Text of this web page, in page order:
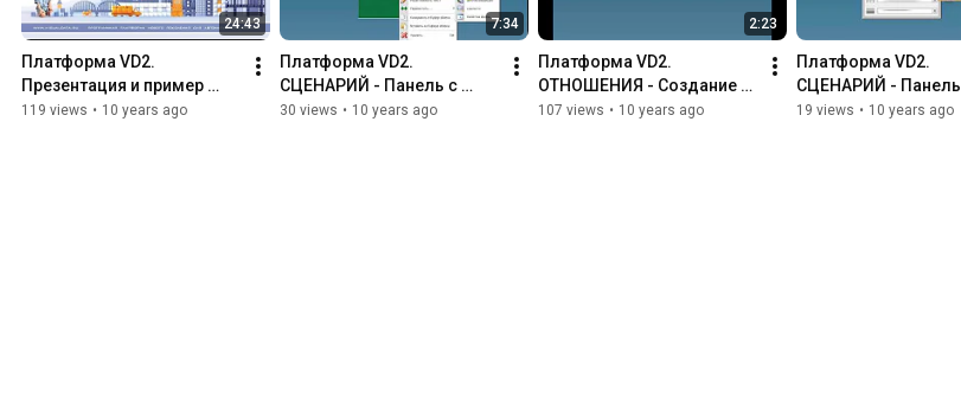
24:43
Платформа VD2.
Презентация и пример
создания приложения.
119 views • 10 years ago
7:34
Платформа VD2.
СЦЕНАРИЙ - Панель с
функционалом
30 views • 10 years ago
2:23
Платформа VD2.
ОТНОШЕНИЯ - Создание
Отношения ОДИН ко
107 views • 10 years ago
Платформа VD2.
СЦЕНАРИЙ - Панель
текстовая
19 views • 10 years ago